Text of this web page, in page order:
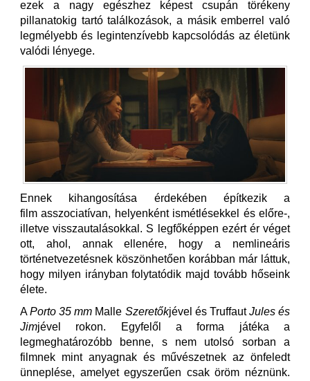
ezek a nagy egészhez képest csupán törékeny
pillanatokig tartó találkozások, a másik emberrel való
legmélyebb és legintenzívebb kapcsolódás az életünk
valódi lényege.
Ennek kihangosítása érdekében építkezik a
film asszociatívan, helyenként ismétlésekkel és előre-,
illetve visszautalásokkal. S legfőképpen ezért ér véget
ott, ahol, annak ellenére, hogy a nemlineáris
történetvezetésnek köszönhetően korábban már láttuk,
hogy milyen irányban folytatódik majd tovább hőseink
élete.
APorto 35 mm Malle Szeretőkjével és TruffautJules és
Jimjével rokon. Egyfelől a forma játéka a
legmeghatározóbb benne, s nem utolsó sorban a
filmnek mint anyagnak és művészetnek az önfeledt
ünneplése, amelyet egyszerűen csak öröm néznünk.